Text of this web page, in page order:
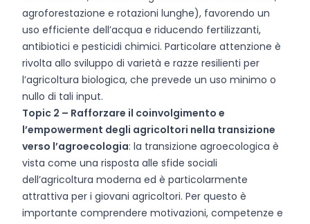
agroforestazione e rotazioni lunghe), favorendo un
uso efficiente dell’acqua e riducendo fertilizzanti,
antibiotici e pesticidi chimici. Particolare attenzione è
rivolta allo sviluppo di varietà e razze resilienti per
l’agricoltura biologica, che prevede un uso minimo o
nullo di tali input.
Topic 2 – Rafforzare il coinvolgimento e
l’empowerment degli agricoltori nella transizione
verso l’agroecologia: la transizione agroecologica è
vista come una risposta alle sfide sociali
dell’agricoltura moderna ed è particolarmente
attrattiva per i giovani agricoltori. Per questo è
importante comprendere motivazioni, competenze e